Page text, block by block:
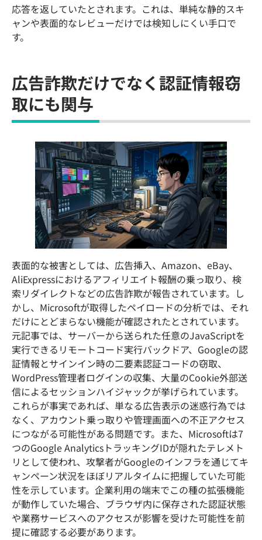
応答を返していたとされます。これは、単純な静的スキ
ャンや表面的なレビューだけでは検知しにくい手口で
す。
広告詐欺だけでなく認証情報窃
取にも関与
表面的な被害としては、広告挿入、Amazon、eBay、
AliExpressにおけるアフィリエイト報酬の乗っ取り、検
索リダイレクトなどの広告詐欺が報告されています。し
かし、Microsoftが取得したペイロードの分析では、それ
だけにとどまらない機能が確認されたとされています。
元記事では、サーバーから送られた任意のJavaScriptを
実行できるリモートコード実行バックドア、Googleの認
証情報とサインイン時の二要素認証コードの窃取、
WordPress管理者ログインの収集、大量のCookie外部送
信によるセッションハイジャックが挙げられています。
これらが事実であれば、単なる広告表示の迷惑行為では
なく、アカウント乗っ取りや管理画面への不正アクセス
につながる可能性がある問題です。また、Microsoftは7
つのGoogle AnalyticsトラッキングIDが隠れたテレメト
リとして使われ、攻撃者がGoogleのインフラを通じてキ
ャンペーン状況をほぼリアルタイムに把握していた可能
性を示しています。企業利用の端末でこの種の拡張機能
が動作していた場合、ブラウザ内に保存された認証状態
や業務サービスへのアクセスが影響を受けた可能性を前
提に確認する必要があります。